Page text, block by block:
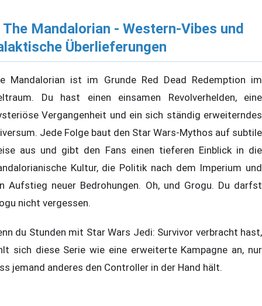
The Mandalorian - Western-Vibes und
Überlieferungen
Mandalorian ist im Grunde Red Dead Redemption im
Du hast einen einsamen Revolverhelden, eine
Vergangenheit und ein sich ständig erweiterndes
Jede Folge baut den Star Wars-Mythos auf subtile
aus und gibt den Fans einen tieferen Einblick in die
Kultur, die Politik nach dem Imperium und
Aufstieg neuer Bedrohungen. Oh, und Grogu. Du darfst
nicht vergessen.
du Stunden mit Star Wars Jedi: Survivor verbracht hast,
sich diese Serie wie eine erweiterte Kampagne an, nur
jemand anderes den Controller in der Hand hält.